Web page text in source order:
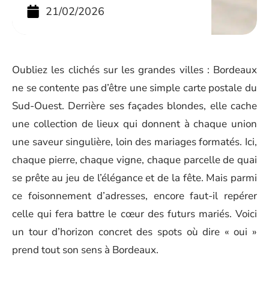
21/02/2026
Oubliez les clichés sur les grandes villes : Bordeaux
ne se contente pas d’être une simple carte postale du
Sud-Ouest. Derrière ses façades blondes, elle cache
une collection de lieux qui donnent à chaque union
une saveur singulière, loin des mariages formatés. Ici,
chaque pierre, chaque vigne, chaque parcelle de quai
se prête au jeu de l’élégance et de la fête. Mais parmi
ce foisonnement d’adresses, encore faut-il repérer
celle qui fera battre le cœur des futurs mariés. Voici
un tour d’horizon concret des spots où dire « oui »
prend tout son sens à Bordeaux.